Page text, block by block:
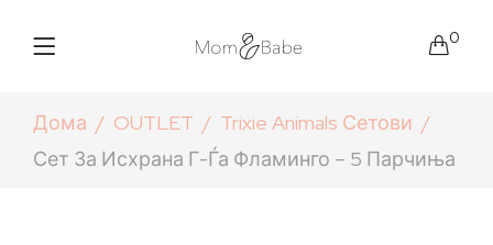
0
Дома OUTLET
Trixie Animals Сетови
Сет За Исхрана Г-Ѓа Фламинго – 5 Парчиња